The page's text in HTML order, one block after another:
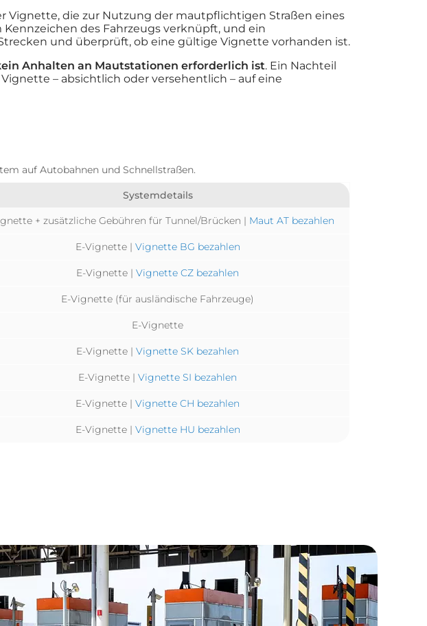
Vignette, die zur Nutzung der mautpflichtigen Straßen eines
des Fahrzeugs verknüpft, und ein
und überprüft, ob eine gültige Vignette vorhanden ist.
Anhalten an Mautstationen erforderlich ist. Ein Nachteil
– absichtlich oder versehentlich – auf eine
auf Autobahnen und Schnellstraßen.
Systemdetails
+ zusätzliche Gebühren für Tunnel/Brücken | Maut AT bezahlen
E-Vignette | Vignette BG bezahlen
E-Vignette | Vignette CZ bezahlen
E-Vignette (für ausländische Fahrzeuge)
E-Vignette
E-Vignette | Vignette SK bezahlen
E-Vignette | Vignette SI bezahlen
E-Vignette | Vignette CH bezahlen
E-Vignette | Vignette HU bezahlen